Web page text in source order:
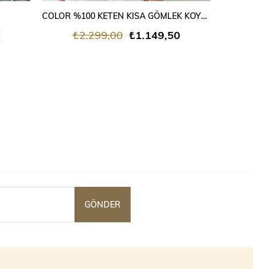
COLOR %100 KETEN KISA GÖMLEK KOYU YEŞİL
₺1.149,50
₺2.299,00
GÖNDER